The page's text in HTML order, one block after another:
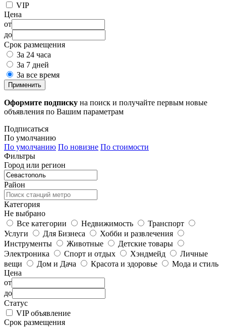
VIP
Цена
от
до
Срок размещения
За 24 часа
За 7 дней
За все время
Применить
Оформите подписку на поиск и получайте первым новые
объявления по Вашим параметрам
Подписаться
По умолчанию
По умолчанию По новизне По стоимости
Фильтры
Город или регион
Район
Категория
Не выбрано
Все категории
Недвижимость
Транспорт
Услуги
Для Бизнеса
Хобби и развлечения
Инструменты
Животные
Детские товары
Электроника
Спорт и отдых Хэндмейд
Личные
вещи
Дом и Дача Красота и здоровье
Мода и стиль
Цена
от
до
Статус
VIP объявление
Срок размещения